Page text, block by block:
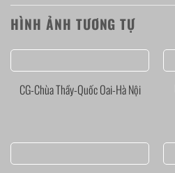
HÌNH ẢNH TƯƠNG TỰ
CG-Chùa Thầy-Quốc Oai-Hà Nội